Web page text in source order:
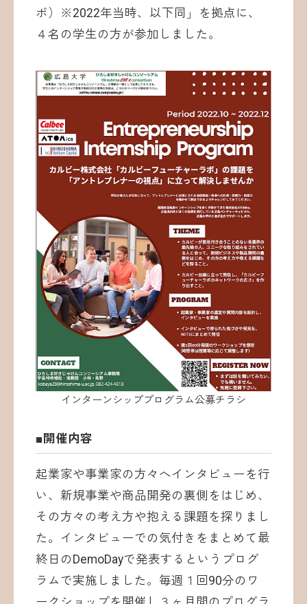
ボ）※2022年当時、以下同」を拠点に、
４名の学生の方が参加しました。
インターンシッププログラム公募チラシ
■開催内容
起業家や事業家の方々へインタビューを行
い、新規事業や商品開発の裏側をはじめ、
その方々の考え方や抱える課題を探りまし
た。インタビューでの気付きをまとめて最
終日のDemoDayで発表するというプログ
ラムで実施しました。毎週１回90分のワ